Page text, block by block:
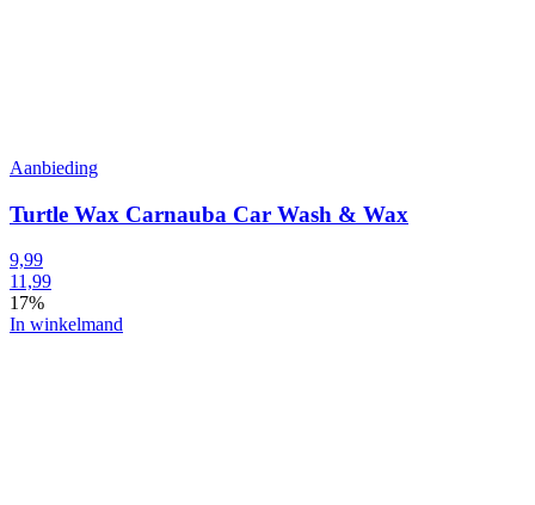
Aanbieding
Turtle Wax Carnauba Car Wash & Wax
9,99
11,99
17%
In winkelmand